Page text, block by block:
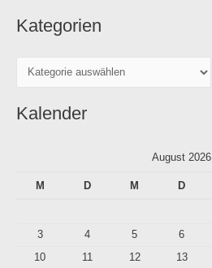
:Kategorien
Kalender
August 2026
M D M D
3
4 5 6
10
11 12 13